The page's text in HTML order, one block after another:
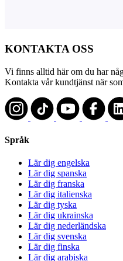
KONTAKTA OSS
Vi finns alltid här om du har
Kontakta vår kundtjänst när
Språk
Lär dig engelska
Lär dig spanska
Lär dig franska
Lär dig italienska
Lär dig tyska
Lär dig ukrainska
Lär dig nederländska
Lär dig svenska
Lär dig finska
Lär dig arabiska